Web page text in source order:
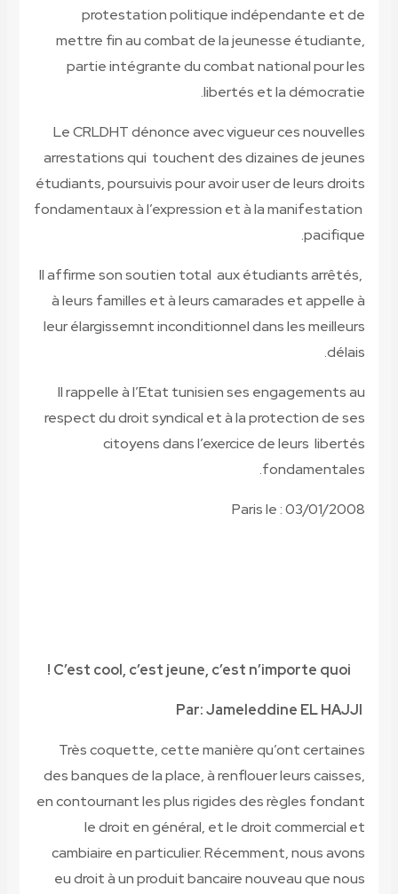
protestation politique indépendante et de
mettre fin au combat de la jeunesse étudiante,
partie intégrante du combat national pour les
libertés et la démocratie.
Le CRLDHTdénonce avec vigueur ces nouvelles
arrestations qui touchent des dizaines de jeunes
étudiants, poursuivis pour avoir user de leurs droits
fondamentaux à l’expression et à la manifestation
pacifique.
Il affirme son soutien total aux étudiants arrêtés,
à leurs familles et à leurs camarades et appelle à
leur élargissemnt inconditionnel dans les meilleurs
délais.
Il rappelle à l’Etat tunisien ses engagements au
respect du droit syndical et à la protection de ses
citoyens dans l’exercice de leurs libertés
fondamentales.
Paris le : 03/01/2008
C’est cool, c’est jeune, c’est n’importe quoi !
Très coquette, cette manière qu’ont certaines
des banques de la place, à renflouer leurs caisses,
en contournant les plus rigides des règles fondant
le droit en général, et le droit commercial et
cambiaire en particulier. Récemment, nous avons
eu droit à un produit bancaire nouveau que nous